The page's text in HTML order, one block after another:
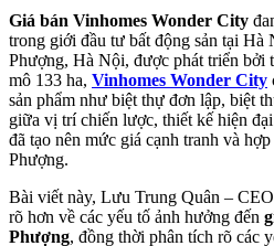
Giá bán Vinhomes Wonder City
trong giới đầu tư bất động sản tại
Phượng, Hà Nội, được phát triển bởi
mô 133 ha, Vinhomes Wonder City
sản phẩm như biệt thự đơn lập, biệt
giữa vị trí chiến lược, thiết kế hiện
đã tạo nên mức giá cạnh tranh và
Phượng.
Bài viết này, Lưu Trung Quân –
rõ hơn về các yếu tố ảnh hưởng đến
Phượng, đồng thời phân tích rõ các